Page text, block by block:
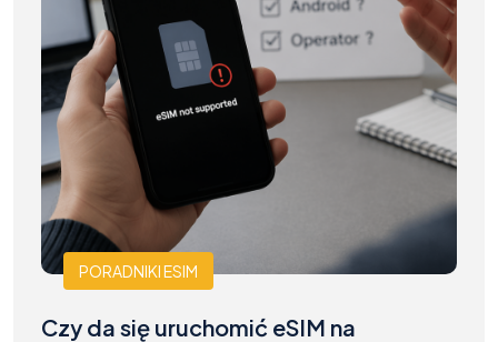
PORADNIKI ESIM
Czy da się uruchomić eSIM na